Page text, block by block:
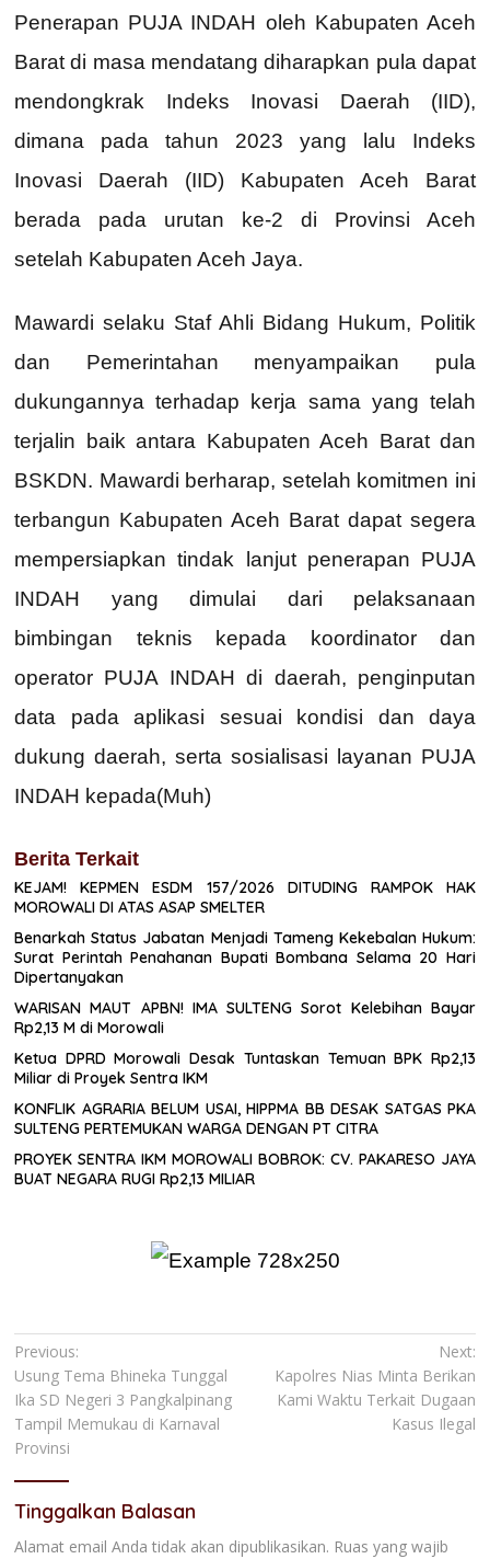
Penerapan PUJA INDAH oleh Kabupaten Aceh
Barat di masa mendatang diharapkan pula dapat
mendongkrak Indeks Inovasi Daerah (IID),
dimana pada tahun 2023 yang lalu Indeks
Inovasi Daerah (IID) Kabupaten Aceh Barat
berada pada urutan ke-2 di Provinsi Aceh
setelah Kabupaten Aceh Jaya.
Mawardi selaku Staf Ahli Bidang Hukum, Politik
dan Pemerintahan menyampaikan pula
dukungannya terhadap kerja sama yang telah
terjalin baik antara Kabupaten Aceh Barat dan
BSKDN. Mawardi berharap, setelah komitmen ini
terbangun Kabupaten Aceh Barat dapat segera
mempersiapkan tindak lanjut penerapan PUJA
INDAH yang dimulai dari pelaksanaan
bimbingan teknis kepada koordinator dan
operator PUJA INDAH di daerah, penginputan
data pada aplikasi sesuai kondisi dan daya
dukung daerah, serta sosialisasi layanan PUJA
INDAH kepada(Muh)
Berita Terkait
KEJAM! KEPMEN ESDM 157/2026 DITUDING RAMPOK HAK
MOROWALI DI ATAS ASAP SMELTER
Benarkah Status Jabatan Menjadi Tameng Kekebalan Hukum:
Surat Perintah Penahanan Bupati Bombana Selama 20 Hari
Dipertanyakan
WARISAN MAUT APBN! IMA SULTENG Sorot Kelebihan Bayar
Rp2,13 M di Morowali
Ketua DPRD Morowali Desak Tuntaskan Temuan BPK Rp2,13
Miliar di Proyek Sentra IKM
KONFLIK AGRARIA BELUM USAI, HIPPMA BB DESAK SATGAS PKA
SULTENG PERTEMUKAN WARGA DENGAN PT CITRA
PROYEK SENTRA IKM MOROWALI BOBROK: CV. PAKARESO JAYA
BUAT NEGARA RUGI Rp2,13 MILIAR
Navigasi
pos
Previous:
Usung Tema Bhineka Tunggal
Ika SD Negeri 3 Pangkalpinang
Tampil Memukau di Karnaval
Provinsi
Next:
Kapolres Nias Minta Berikan
Kami Waktu Terkait Dugaan
Kasus Ilegal
Tinggalkan Balasan
Alamat email Anda tidak akan dipublikasikan. Ruas yang wajib